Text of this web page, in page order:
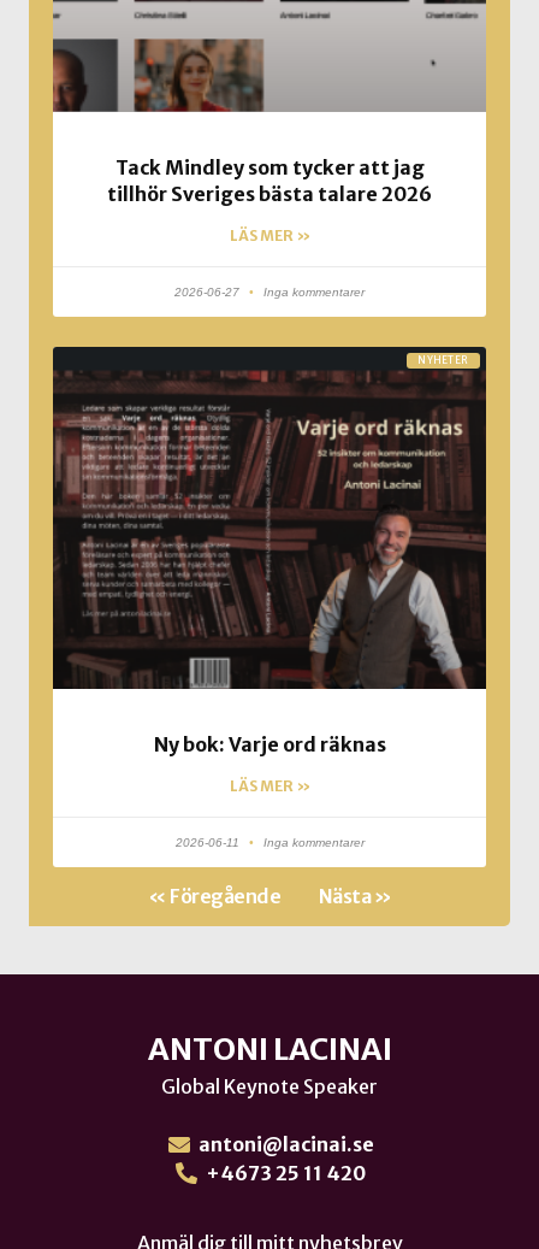
Tack Mindley som tycker att jag
tillhör Sveriges bästa talare 2026
LÄS MER »
2026-06-27 Inga kommentarer
NYHETER
Ny bok: Varje ord räknas
LÄS MER »
2026-06-11 Inga kommentarer
« Föregående Nästa »
ANTONI LACINAI
Global Keynote Speaker
antoni@lacinai.se
+4673 25 11 420
Anmäl dig till mitt nyhetsbrev